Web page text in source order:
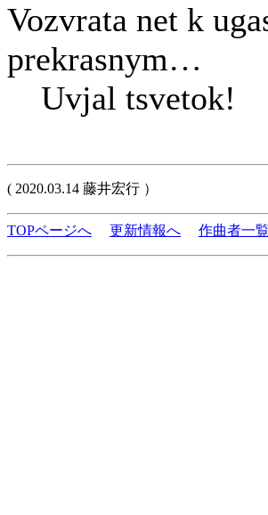
Vozvrata net k
prekrasnym…
Uvjal tsvetok!
( 2020.03.14 藤井宏行 ）
TOPページへ 更新情報へ 作曲者一